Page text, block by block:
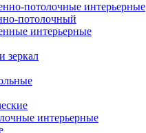
потолочные интерьерные
потолочный
интерьерные
зеркал
интерьерные